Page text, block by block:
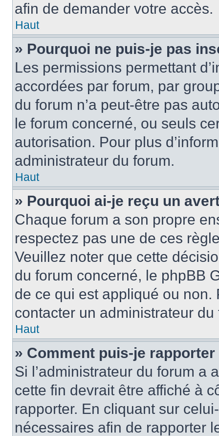
afin de demander votre accès.
Haut
» Pourquoi ne puis-je pas
Les permissions permettant
accordées par forum, par
du forum n’a peut-être pas
le forum concerné, ou seuls
autorisation. Pour plus
administrateur du forum.
Haut
» Pourquoi ai-je reçu un
Chaque forum a son propre
respectez pas une de ces
Veuillez noter que cette
du forum concerné, le phpBB
de ce qui est appliqué ou non.
contacter un administrateur du
Haut
» Comment puis-je
Si l’administrateur du forum a
cette fin devrait être affiché à
rapporter. En cliquant sur
nécessaires afin de rapporter